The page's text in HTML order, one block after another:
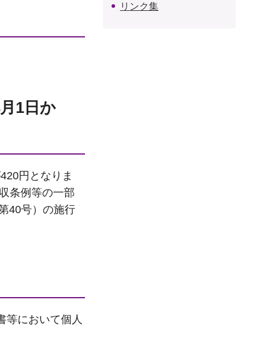
1日か
円となりま
条例等の一部
40号）の施行
等において個人
リンク集